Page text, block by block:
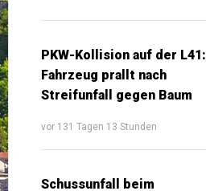
PKW-Kollision auf der L41:
Fahrzeug prallt nach
Streifunfall gegen Baum
vor 131 Tagen 13 Stunden
Schussunfall beim